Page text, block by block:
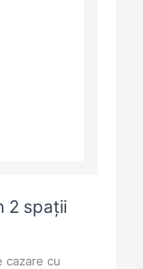
2 spații
cazare cu